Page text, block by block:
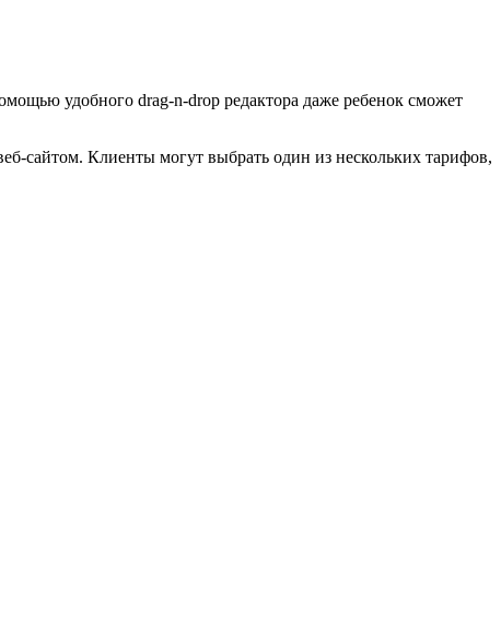
удобного drag-n-drop редактора даже ребенок сможет
сайтом. Клиенты могут выбрать один из нескольких тарифов,